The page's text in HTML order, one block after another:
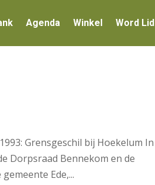
Agenda Winkel Word Lid
Grensgeschil bij Hoekelum In
Dorpsraad Bennekom en de
Ede,...